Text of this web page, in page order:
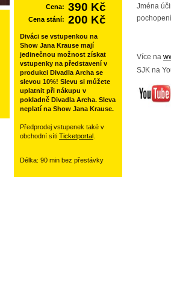
Jména
Více na
SJK na
Cena: 390 Kč
Cena stání: 200 Kč
Diváci se vstupenkou na
Show Jana Krause mají
jedinečnou možnost získat
vstupenky na představení v
produkci Divadla Archa se
slevou 10%! Slevu si můžete
uplatnit při nákupu v
pokladně Divadla Archa. Sleva
neplatí na Show Jana Krause.
Předprodej vstupenek také v
obchodní síti Ticketportal
Délka: 90 min bez přestávky